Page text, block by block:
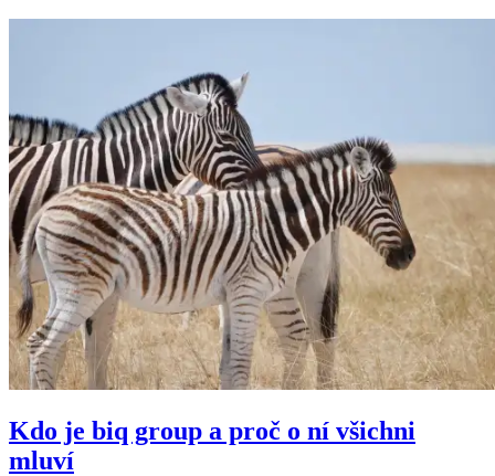
Kdo je biq group a proč o ní všichni
mluví